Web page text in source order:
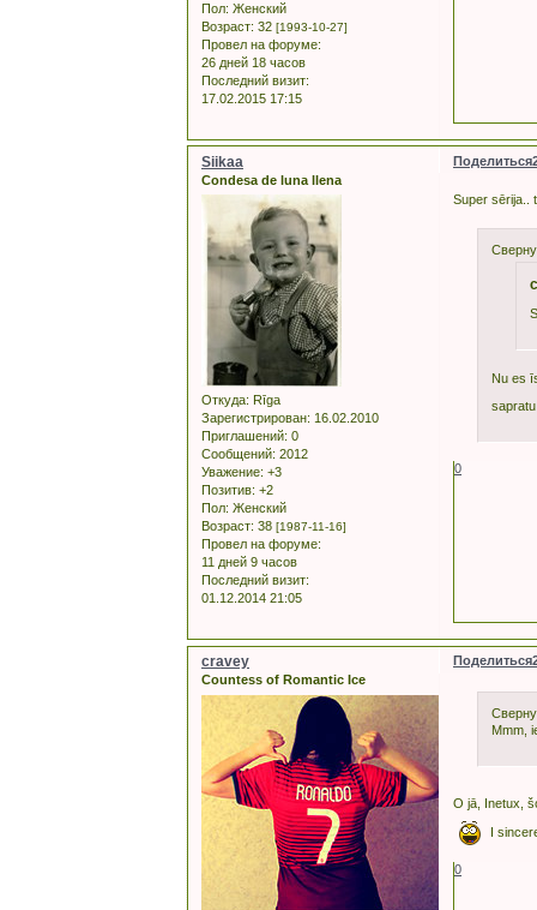
Пол: Женский
Возраст: 32 [1993-10-27]
Провел на форуме:
26 дней 18 часов
Последний визит:
17.02.2015 17:15
Поделиться
Siikaa
Condesa de luna llena
Откуда: Rīga
Зарегистрирован: 16.02.2010
Приглашений: 0
Сообщений: 2012
Уважение: +3
Позитив: +2
Пол: Женский
Возраст: 38 [1987-11-16]
Провел на форуме:
11 дней 9 часов
Последний визит:
01.12.2014 21:05
Super sērija..
Nu es
0
Поделиться
cravey
Countess of Romantic Ice
Mmm,
O jā, Inetux,
I
0